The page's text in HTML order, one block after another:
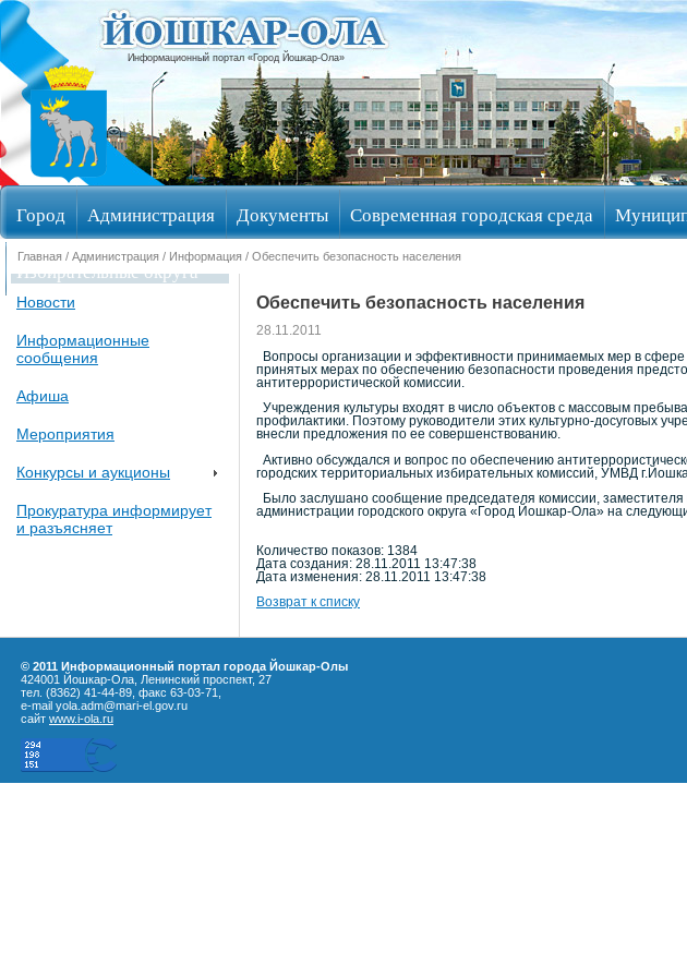
Информационный портал «Город Йошкар-Ола»
Город Администрация Документы Современная городская среда
Избирательные округа
Главная / Администрация / Информация / Обеспечить безопасность населения
Новости
Информационные
сообщения
Афиша
Мероприятия
Конкурсы и аукционы
Прокуратура информирует
и разъясняет
Обеспечить безопасность населения
28.11.2011
Вопросы организации и эффективности принимаемых мер в сфере
принятых мерах по обеспечению безопасности проведения
антитеррористической комиссии.
Учреждения культуры входят в число объектов с массовым
профилактики. Поэтому руководители этих культурно-досуговых
внесли предложения по ее совершенствованию.
Активно обсуждался и вопрос по обеспечению
городских территориальных избирательных комиссий, УМВД
Было заслушано сообщение председателя комиссии,
администрации городского округа «Город Йошкар-Ола» на
Количество показов: 1384
Дата создания: 28.11.2011 13:47:38
Дата изменения: 28.11.2011 13:47:38
Возврат к списку
© 2011 Информационный портал города Йошкар-Олы
424001 Йошкар-Ола, Ленинский проспект, 27
тел. (8362) 41-44-89, факс 63-03-71,
e-mail yola.adm@mari-el.gov.ru
сайт www.i-ola.ru